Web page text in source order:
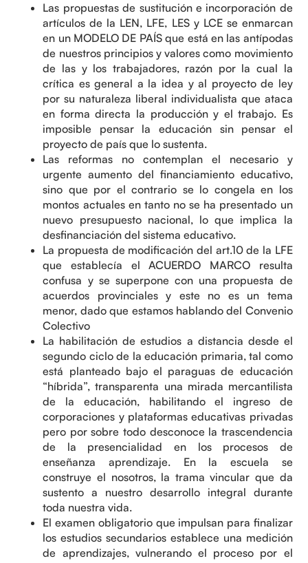
Las propuestas de sustitución e incorporación de
artículos de la LEN, LFE, LES y LCE se enmarcan
en un MODELO DE PAÍS que está en las antípodas
de nuestros principios y valores como movimiento
de las y los trabajadores, razón por la cual la
crítica es general a la idea y al proyecto de ley
por su naturaleza liberal individualista que ataca
en forma directa la producción y el trabajo. Es
imposible pensar la educación sin pensar el
proyecto de país que lo sustenta.
Las reformas no contemplan el necesario y
urgente aumento del financiamiento educativo,
sino que por el contrario se lo congela en los
montos actuales en tanto no se ha presentado un
nuevo presupuesto nacional, lo que implica la
desfinanciación del sistema educativo.
La propuesta de modificación del art.10 de la LFE
que establecía el ACUERDO MARCO resulta
confusa y se superpone con una propuesta de
acuerdos provinciales y este no es un tema
menor, dado que estamos hablando del Convenio
Colectivo
La habilitación de estudios a distancia desde el
segundo ciclo de la educación primaria, tal como
está planteado bajo el paraguas de educación
“híbrida”, transparenta una mirada mercantilista
de la educación, habilitando el ingreso de
corporaciones y plataformas educativas privadas
pero por sobre todo desconoce la trascendencia
de la presencialidad en los procesos de
enseñanza aprendizaje. En la escuela se
construye el nosotros, la trama vincular que da
sustento a nuestro desarrollo integral durante
toda nuestra vida.
El examen obligatorio que impulsan para finalizar
los estudios secundarios establece una medición
de aprendizajes, vulnerando el proceso por el